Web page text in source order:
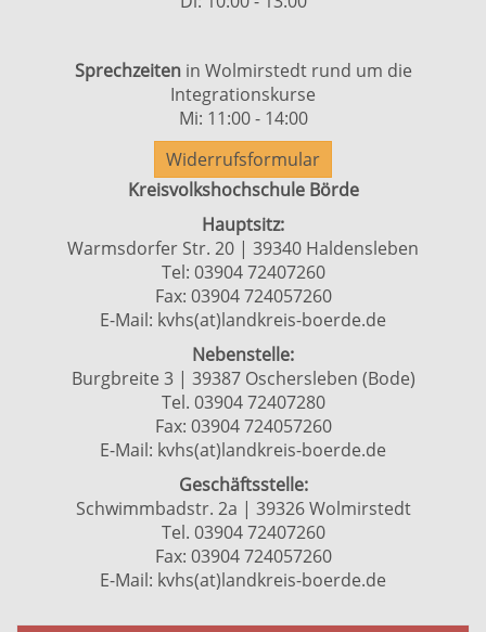
Sprechzeiten in Wolmirstedt rund um die
Integrationskurse
Mi: 11:00 - 14:00
Widerrufsformular
Kreisvolkshochschule Börde
Hauptsitz:
Warmsdorfer Str. 20 | 39340 Haldensleben
Tel: 03904 72407260
Fax: 03904 724057260
E-Mail: kvhs(at)landkreis-boerde.de
Nebenstelle:
Burgbreite 3 | 39387 Oschersleben (Bode)
Tel. 03904 72407280
Fax: 03904 724057260
E-Mail: kvhs(at)landkreis-boerde.de
Geschäftsstelle:
Schwimmbadstr. 2a | 39326 Wolmirstedt
Tel. 03904 72407260
Fax: 03904 724057260
E-Mail: kvhs(at)landkreis-boerde.de